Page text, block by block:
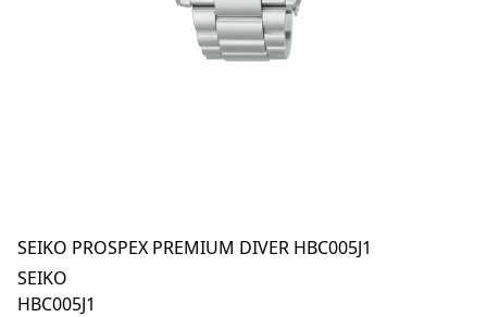
SEIKO PROSPEX PREMIUM DIVER HBC005J1
SEIKO
HBC005J1